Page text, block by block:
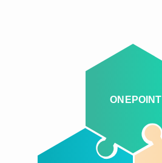
ONEPOINT